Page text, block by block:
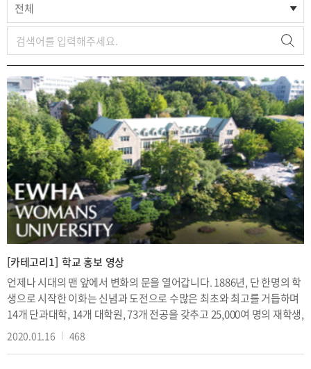
전체
[카테고리1] 학교 홍보 영상
언제나 시대의 맨 앞에서 변화의 문을 열어갑니다. 1886년, 단 한명의 학
생으로 시작한 이화는 신념과 도전으로 수많은 최초와 최고를 거듭하며
14개 단과대학, 14개 대학원, 73개 전공을 갖추고 25,000여 명의 재학생,
23만명의 동문을 보유한 세계 최대 종합여자대학으로 성장하였습니다.
2020.01.16 468